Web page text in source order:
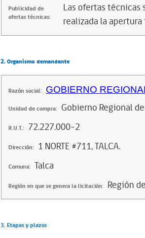
Publicidad de
ofertas técnicas:
Las ofertas
realizada la
2. Organismo demandante
Razón social: GOBIERNO
Unidad de compra: Gobierno Regional
R.U.T.: 72.227.000-2
Dirección: 1 NORTE #711, TALCA.
Comuna: Talca
Región en que se genera la licitación: Región
3. Etapas y plazos